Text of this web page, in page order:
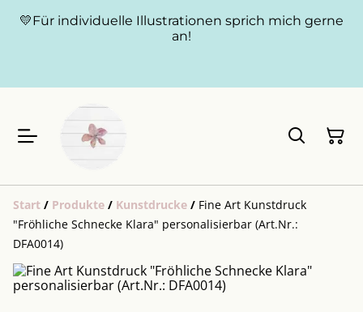
💛Für individuelle Illustrationen sprich mich gerne
an!
Start / Produkte / Kunstdrucke / Fine Art Kunstdruck
"Fröhliche Schnecke Klara" personalisierbar (Art.Nr.:
DFA0014)